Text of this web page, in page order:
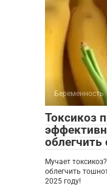
Беременность
Токсикоз
облегчить
Мучает
облегчить
2025 году!